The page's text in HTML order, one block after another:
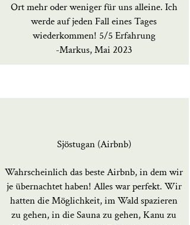
Ort mehr oder weniger für uns alleine. Ich
werde auf jeden Fall eines Tages
wiederkommen! 5/5 Erfahrung
-Markus, Mai 2023
Sjöstugan (Airbnb)
Wahrscheinlich das beste Airbnb, in dem wir
je übernachtet haben! Alles war perfekt. Wir
hatten die Möglichkeit, im Wald spazieren
zu gehen, in die Sauna zu gehen, Kanu zu